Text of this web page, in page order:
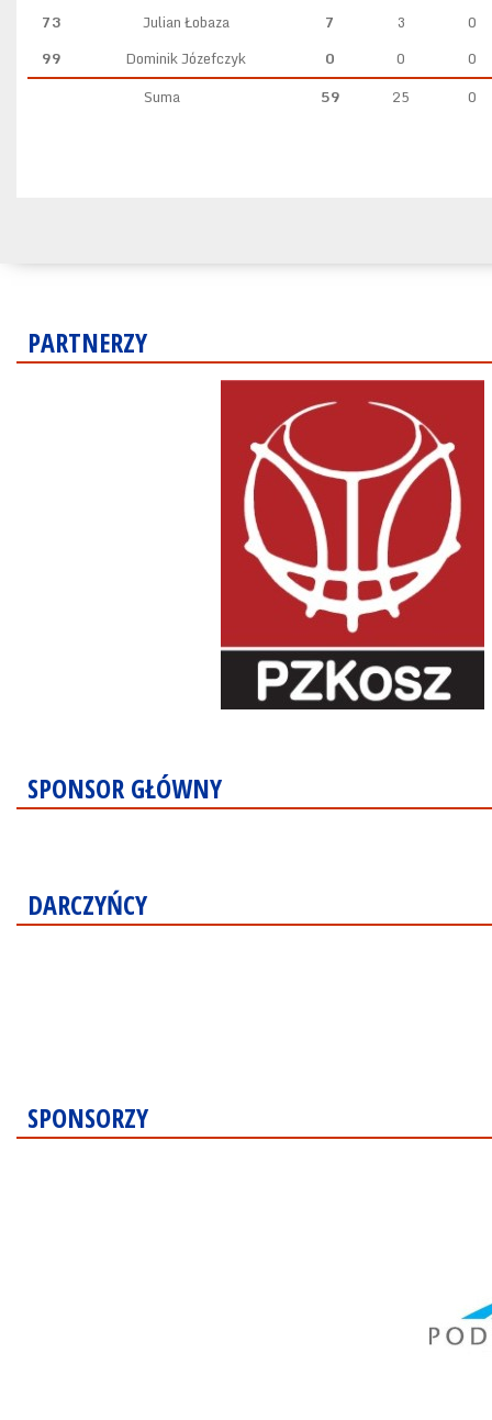
73
Julian Łobaza 7 3
0
99
Dominik Józefczyk 0 0
0
Suma
59 25 0
PARTNERZY
SPONSOR GŁÓWNY
DARCZYŃCY
SPONSORZY